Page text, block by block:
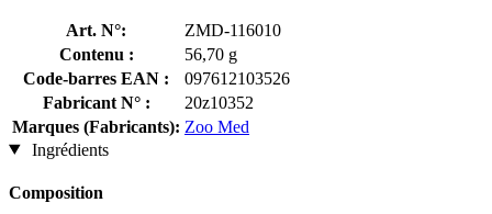
Art. N°:
ZMD-116010
Contenu :
56,70 g
Code-barres EAN :
097612103526
Fabricant N° :
20z10352
Marques (Fabricants): Zoo Med
Ingrédients
Composition